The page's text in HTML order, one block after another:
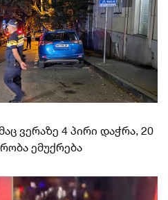
ვერაზე 4 პირი დაჭრა, 20
ემუქრება